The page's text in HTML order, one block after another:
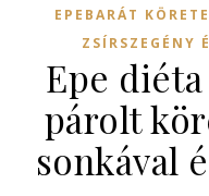
EPEBARÁT
ZSÍRSZEGÉNY
Epe
párolt
sonkával